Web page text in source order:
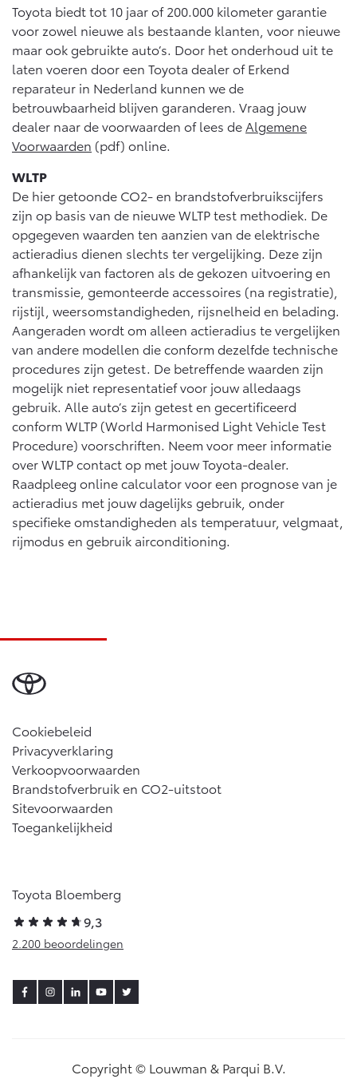
Toyota biedt tot 10 jaar of 200.000 kilometer garantie
voor zowel nieuwe als bestaande klanten, voor nieuwe
maar ook gebruikte auto’s. Door het onderhoud uit te
laten voeren door een Toyota dealer of Erkend
reparateur in Nederland kunnen we de
betrouwbaarheid blijven garanderen. Vraag jouw
dealer naar de voorwaarden of lees de Algemene
Voorwaarden (pdf) online.
WLTP
De hier getoonde CO2- en brandstofverbruikscijfers
zijn op basis van de nieuwe WLTP test methodiek. De
opgegeven waarden ten aanzien van de elektrische
actieradius dienen slechts ter vergelijking. Deze zijn
afhankelijk van factoren als de gekozen uitvoering en
transmissie, gemonteerde accessoires (na registratie),
rijstijl, weersomstandigheden, rijsnelheid en belading.
Aangeraden wordt om alleen actieradius te vergelijken
van andere modellen die conform dezelfde technische
procedures zijn getest. De betreffende waarden zijn
mogelijk niet representatief voor jouw alledaags
gebruik. Alle auto’s zijn getest en gecertificeerd
conform WLTP (World Harmonised Light Vehicle Test
Procedure) voorschriften. Neem voor meer informatie
over WLTP contact op met jouw Toyota-dealer.
Raadpleeg online calculator voor een prognose van je
actieradius met jouw dagelijks gebruik, onder
specifieke omstandigheden als temperatuur, velgmaat,
rijmodus en gebruik airconditioning.
Cookiebeleid
Privacyverklaring
Verkoopvoorwaarden
Brandstofverbruik en CO2-uitstoot
Sitevoorwaarden
Toegankelijkheid
Toyota Bloemberg
9,3
2.200 beoordelingen
Copyright © Louwman & Parqui B.V.